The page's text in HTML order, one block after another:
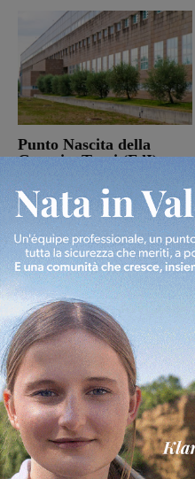
Punto Nascita della
Gruccia, Tucci (FdI):
“Montevarchi è sulla
giusta strada di un
aumento dei parti”
Politica 8 Agosto 2026
Campionato nazionale
Juniores, girone
interamente toscano per
Terranuova Traiana e
Montevarchi